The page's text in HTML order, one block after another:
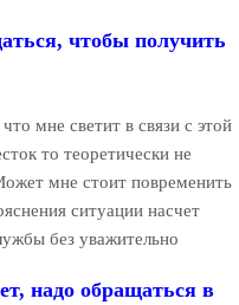
чтобы получить
мне светит в связи с этой
то теоретически не
мне стоит повременить
ситуации насчет
без уважительно
надо обращаться в